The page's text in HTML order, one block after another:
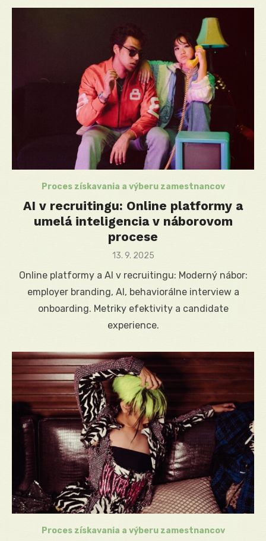
Proces získavania a výberu zamestnancov
AI v recruitingu: Online platformy a
umelá inteligencia v náborovom
procese
Posted
13. 9. 2025
Online platformy a AI v recruitingu: Moderný nábor:
employer branding, AI, behaviorálne interview a
onboarding. Metriky efektivity a candidate
experience.
Proces získavania a výberu zamestnancov